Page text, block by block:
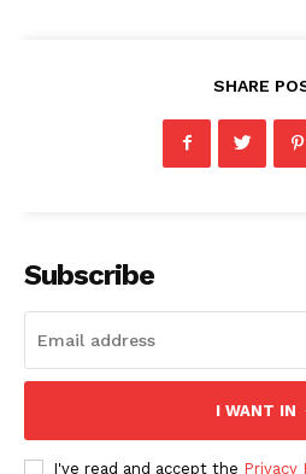
SHARE
Subscribe
I WANT IN
I've read and accept the Privacy